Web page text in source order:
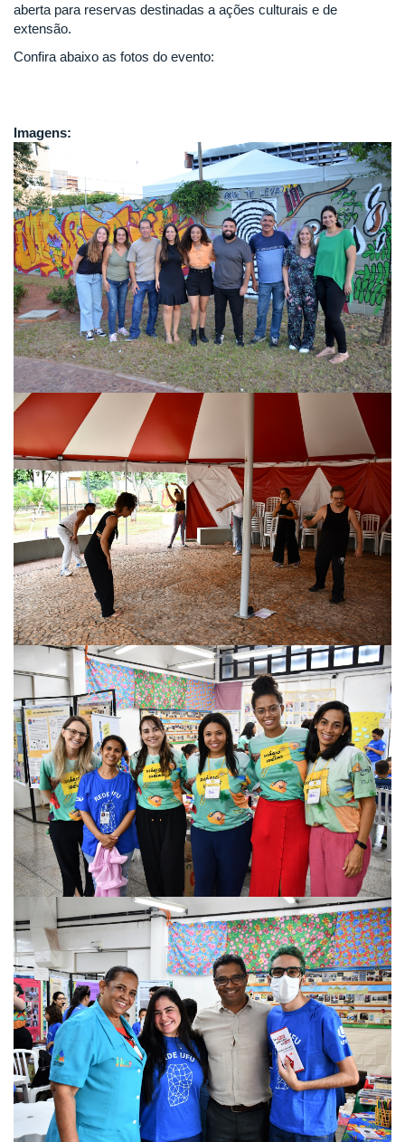
aberta para reservas destinadas a ações culturais e de
extensão.
Confira abaixo as fotos do evento:
Imagens: